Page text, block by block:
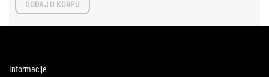
DODAJ U KORPU
Informacije